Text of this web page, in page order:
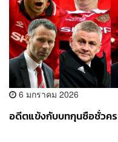
6 มกราคม 2026
อดีตแข้งกับบทกุนซือชั่วค